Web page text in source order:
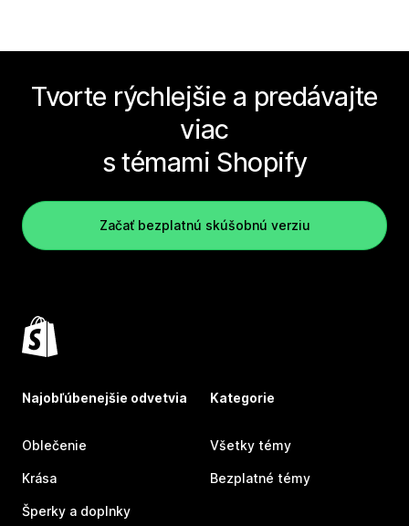
Tvorte rýchlejšie a predávajte
viac
s témami Shopify
Začať bezplatnú skúšobnú verziu
Najobľúbenejšie odvetvia
Oblečenie
Krása
Šperky a doplnky
Kategorie
Všetky témy
Bezplatné témy